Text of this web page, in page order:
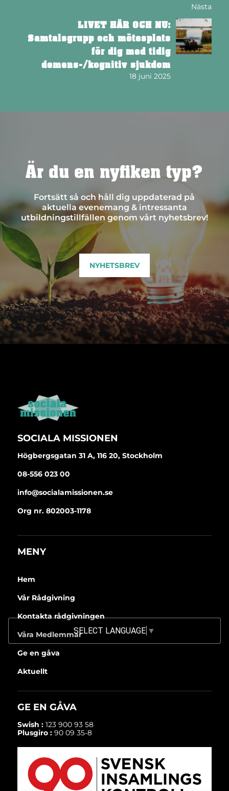
Nästa
LIVET HÄR OCH NU:
Samtalsgrupp och mötesplats
för dig med tidig
demens-/kognitiv sjukdom
18 juni 2025
Är du en nyfiken typ?
Fortsätt så och håll dig uppdaterad på
aktuella evenemang & intressanta
utbildningstillfällen genom vårt nyhetsbrev!
NYHETSBREV
SOCIALA MISSIONEN
Högbergsgatan 31 A, 116 20, Stockholm
08-556 023 00
info@socialamissionen.se
Org nr. 802003-1178
MENY
Hem
Vår Rådgivning
Kontakta rådgivningen
Våra Medlemmar
Ge en gåva
Aktuellt
GE EN GÅVA
Swish :123 900 93 58
Plusgiro :90 09 35-8
SELECT LANGUAGE ▼